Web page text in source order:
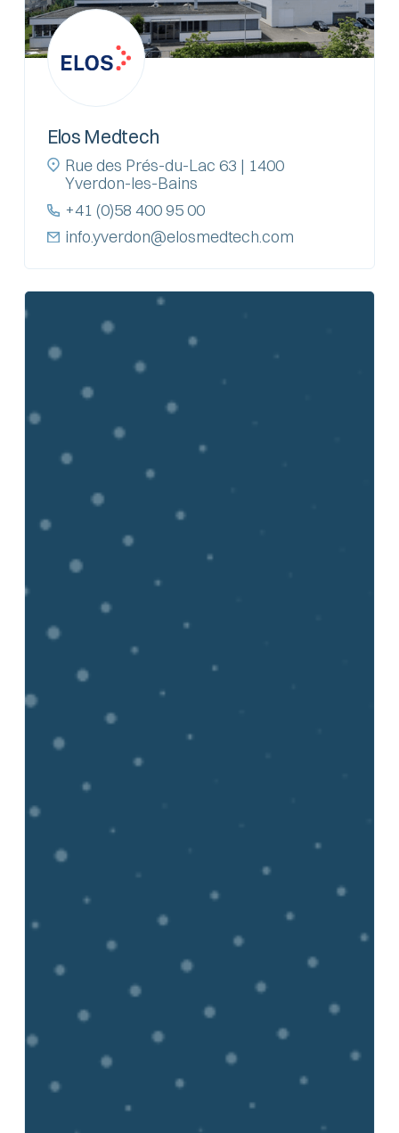
Elos Medtech
Rue des Prés-du-Lac 63 | 1400
Yverdon-les-Bains
+41 (0)58 400 95 00
info.yverdon@elosmedtech.com